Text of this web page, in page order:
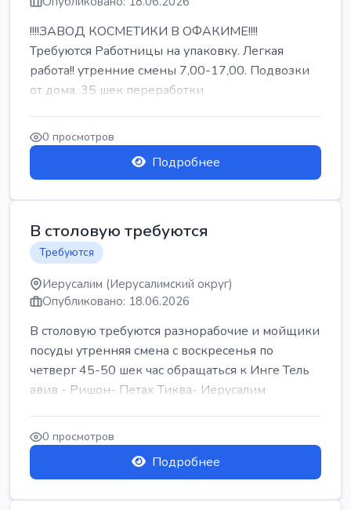
!!!!ЗАВОД КОСМЕТИКИ В ОФАКИМЕ!!!!
Требуются Работницы на упаковку. Легкая
работа!! утренние смены 7,00-17,00. Подвозки
от дома. 35 шек переработки
0 просмотров
Подробнее
В столовую требуются
Требуются
Иерусалим (Иерусалимский округ)
Опубликовано: 18.06.2026
В столовую требуются разнорабочие и мойщики
посуды утренняя смена с воскресенья по
четверг 45-50 шек час обращаться к Инге Тель
авив - Ришон- Петах Тиква- Иерусалим
0 просмотров
Подробнее